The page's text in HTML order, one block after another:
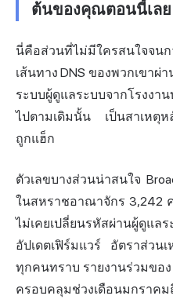
ต้นของคุณตอนนี้เลย
นี่คือส่วนที่ไม่มีใครสนใจจน
เส้นทาง DNS ของพวกเขาผ่
ระบบผู้ดูแลระบบจากโรงงาน
ไปตามเดิมนั้น เป็นสาเหตุห
ถูกแฮ็ก
ตัวเลขบางส่วนน่าสนใจ
ในสหราชอาณาจักร 3,242
ไม่เคยเปลี่ยนรหัสผ่านผู้ดูแล
อัปเดตเฟิร์มแวร์ อัตราส่วนเ
ทุกคนทราบ รายงานร่วมของ
ครอบคลุมช่วงเดือนมกรา